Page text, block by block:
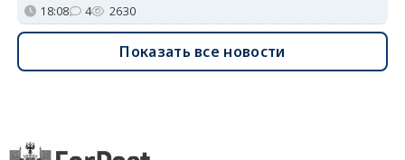
18:08 4 2630
Показать все новости